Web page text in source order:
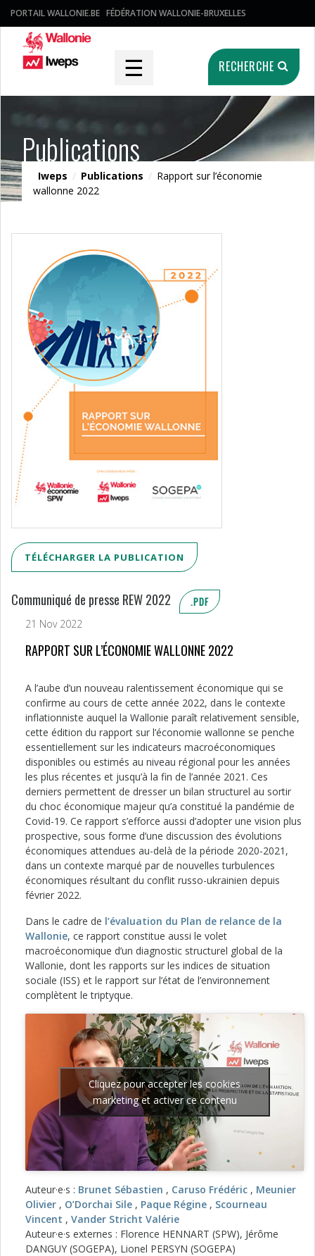
PORTAIL WALLONIE.BE FÉDÉRATION WALLONIE-BRUXELLES
☰ RECHERCHE
Publications
Iweps / Publications / Rapport sur l’économie
wallonne 2022
TÉLÉCHARGER LA PUBLICATION
Communiqué de presse REW 2022 .PDF
21 Nov 2022
RAPPORT SUR L’ÉCONOMIE WALLONNE 2022
A l’aube d’un nouveau ralentissement économique qui se
confirme au cours de cette année 2022, dans le contexte
inflationniste auquel la Wallonie paraît relativement sensible,
cette édition du rapport sur l’économie wallonne se penche
essentiellement sur les indicateurs macroéconomiques
disponibles ou estimés au niveau régional pour les années
les plus récentes et jusqu’à la fin de l’année 2021. Ces
derniers permettent de dresser un bilan structurel au sortir
du choc économique majeur qu’a constitué la pandémie de
Covid-19. Ce rapport s’efforce aussi d’adopter une vision plus
prospective, sous forme d’une discussion des évolutions
économiques attendues au-delà de la période 2020-2021,
dans un contexte marqué par de nouvelles turbulences
économiques résultant du conflit russo-ukrainien depuis
février 2022.
Dans le cadre de l’évaluation du Plan de relance de la
Wallonie, ce rapport constitue aussi le volet
macroéconomique d’un diagnostic structurel global de la
Wallonie, dont les rapports sur les indices de situation
sociale (ISS) et le rapport sur l’état de l’environnement
complètent le triptyque.
Cliquez pour accepter les cookies
marketing et activer ce contenu
Auteur·e·s : Brunet Sébastien , Caruso Frédéric , Meunier
Olivier , O’Dorchai Sile , Paque Régine , Scourneau
Vincent , Vander Stricht Valérie
Auteur·e·s externes : Florence HENNART (SPW), Jérôme
DANGUY (SOGEPA), Lionel PERSYN (SOGEPA)